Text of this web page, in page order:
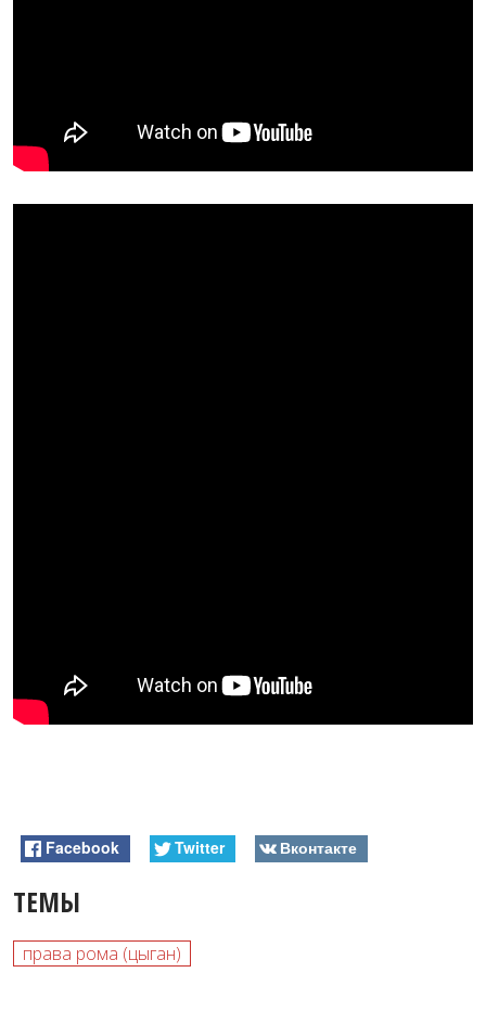
Facebook Twitter Вконтакте
ТЕМЫ
права рома (цыган)